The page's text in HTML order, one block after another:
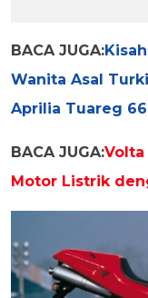
BACA JUGA:
Wanita Asal
Aprilia Tuareg
BACA JUGA:
Motor Listrik